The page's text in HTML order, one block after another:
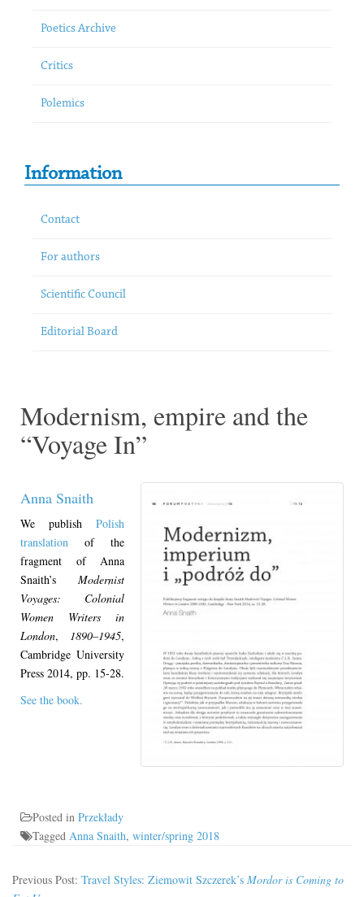
Poetics Archive
Critics
Polemics
Information
Contact
For authors
Scientific Council
Editorial Board
Modernism, empire and the
“Voyage In”
Anna Snaith
We publish
Polish
translation
of the
fragment of Anna
Snaith’s Modernist
Voyages: Colonial
Women Writers in
London, 1890–1945,
Cambridge University
Press 2014, pp. 15-28.
See the book.
Posted in Przekłady
Tagged Anna Snaith, winter/spring 2018
Previous Post: Travel Styles: Ziemowit Szczerek’s Mordor is Coming to